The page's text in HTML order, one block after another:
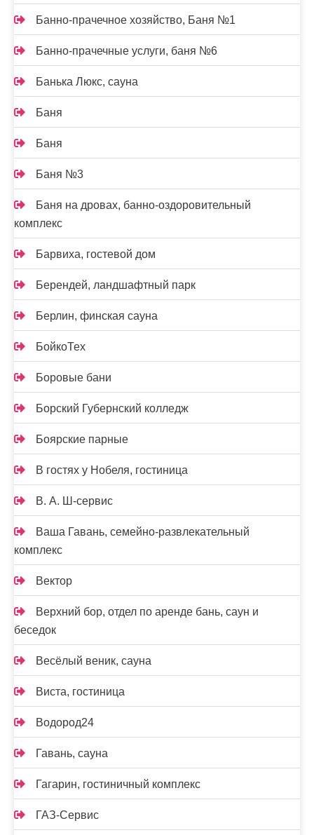
Банно-прачечное хозяйство, Баня №1
Банно-прачечные услуги, баня №6
Банька Люкс, сауна
Баня
Баня
Баня №3
Баня на дровах, банно-оздоровительный
комплекс
Барвиха, гостевой дом
Берендей, ландшафтный парк
Берлин, финская сауна
БойкоТех
Боровые бани
Борский Губернский колледж
Боярские парные
В гостях у Нобеля, гостиница
В. А. Ш-сервис
Ваша Гавань, семейно-развлекательный
комплекс
Вектор
Верхний бор, отдел по аренде бань, саун и
беседок
Весёлый веник, сауна
Виста, гостиница
Водород24
Гавань, сауна
Гагарин, гостиничный комплекс
ГАЗ-Сервис